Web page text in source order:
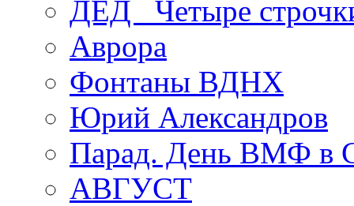
ДЕД _Четыре
Аврора
Фонтаны ВДНХ
Юрий Александров
Парад. День ВМФ в
АВГУСТ